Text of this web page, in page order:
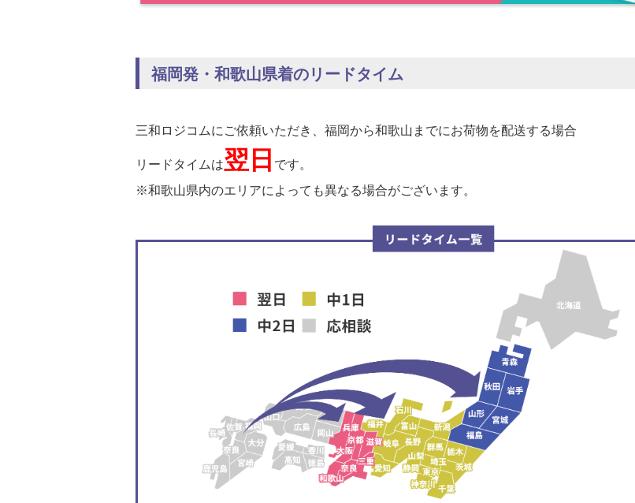
福岡発・和歌山県着のリードタイム
三和ロジコムにご依頼いただき、福岡から和歌山までにお荷物を配送する場合
リードタイムは翌日 です。
※和歌山県内のエリアによっても異なる場合がございます。